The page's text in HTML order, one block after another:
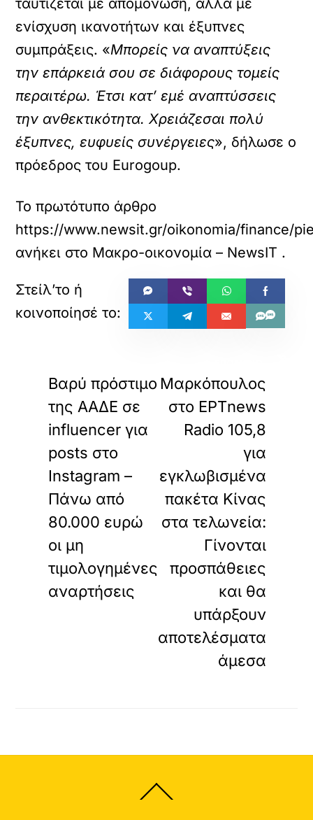
ταυτίζεται με απομόνωση, αλλά με
ενίσχυση ικανοτήτων και έξυπνες
συμπράξεις. «Μπορείς να αναπτύξεις
την επάρκειά σου σε διάφορους τομείς
περαιτέρω. Έτσι κατ’ εμέ αναπτύσσεις
την ανθεκτικότητα. Χρειάζεσαι πολύ
έξυπνες, ευφυείς συνέργειες», δήλωσε ο
πρόεδρος του Eurogoup.
Το πρωτότυπο άρθρο
https://www.newsit.gr/oikonomia/finance/
ανήκει στο Μακρο-οικονομία – NewsIT .
Βαρύ πρόστιμο
της ΑΑΔΕ σε
influencer για
posts στο
Instagram –
Πάνω από
80.000 ευρώ
οι μη
τιμολογημένες
αναρτήσεις
Μαρκόπουλος
στο ΕΡΤnews
Radio 105,8
για
εγκλωβισμένα
πακέτα Κίνας
στα τελωνεία:
Γίνονται
προσπάθειες
και θα
υπάρξουν
αποτελέσματα
άμεσα
Back
To